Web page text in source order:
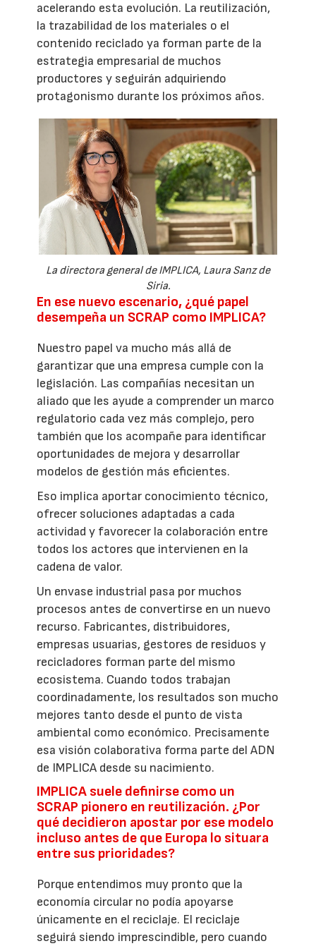
acelerando esta evolución. La reutilización,
la trazabilidad de los materiales o el
contenido reciclado ya forman parte de la
estrategia empresarial de muchos
productores y seguirán adquiriendo
protagonismo durante los próximos años.
La directora general de IMPLICA, Laura Sanz de
Siria.
En ese nuevo escenario, ¿qué papel
desempeña un SCRAP como IMPLICA?
Nuestro papel va mucho más allá de
garantizar que una empresa cumple con la
legislación. Las compañías necesitan un
aliado que les ayude a comprender un marco
regulatorio cada vez más complejo, pero
también que los acompañe para identificar
oportunidades de mejora y desarrollar
modelos de gestión más eficientes.
Eso implica aportar conocimiento técnico,
ofrecer soluciones adaptadas a cada
actividad y favorecer la colaboración entre
todos los actores que intervienen en la
cadena de valor.
Un envase industrial pasa por muchos
procesos antes de convertirse en un nuevo
recurso. Fabricantes, distribuidores,
empresas usuarias, gestores de residuos y
recicladores forman parte del mismo
ecosistema. Cuando todos trabajan
coordinadamente, los resultados son mucho
mejores tanto desde el punto de vista
ambiental como económico. Precisamente
esa visión colaborativa forma parte del ADN
de IMPLICA desde su nacimiento.
IMPLICA suele definirse como un
SCRAP pionero en reutilización. ¿Por
qué decidieron apostar por ese modelo
incluso antes de que Europa lo situara
entre sus prioridades?
Porque entendimos muy pronto que la
economía circular no podía apoyarse
únicamente en el reciclaje. El reciclaje
seguirá siendo imprescindible, pero cuando